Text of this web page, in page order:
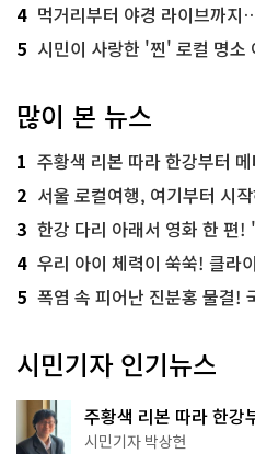
4 먹거리부터 야경 라이브까
5 시민이 사랑한 '찐' 로컬 명소
많이 본 뉴스
1 주황색 리본 따라 한강부터 메타세
2 서울 로컬여행, 여기부터 시
3 한강 다리 아래서 영화 한 편
4 우리 아이 체력이 쑥쑥! 클라
5 폭염 속 피어난 진분홍 물결!
시민기자 인기뉴스
주황색 리본 따라 한
서울둘레길 15코스
시민기자 박상현